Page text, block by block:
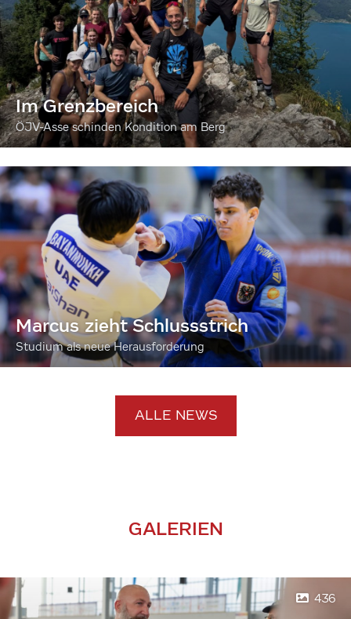
Im Grenzbereich
ÖJV-Asse schinden Kondition am Berg
Marcus zieht Schlussstrich
Studium als neue Herausforderung
ALLE NEWS
GALERIEN
436